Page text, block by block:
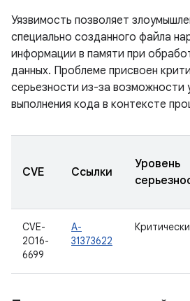
Уязвимость позволяет
специально созданного файла
информации в памяти при
данных. Проблеме присвоен
серьезности из-за возможности
выполнения кода в контексте
CVE Ссылки
Уровень
CVE-
2016-
6699
A-
31373622